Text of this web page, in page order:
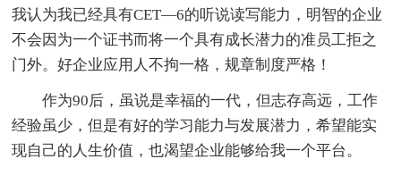
我认为我已经具有CET—6的听说读写能力，明智的企业
不会因为一个证书而将一个具有成长潜力的准员工拒之
门外。好企业应用人不拘一格，规章制度严格！
作为90后，虽说是幸福的一代，但志存高远，工作
经验虽少，但是有好的学习能力与发展潜力，希望能实
现自己的人生价值，也渴望企业能够给我一个平台。